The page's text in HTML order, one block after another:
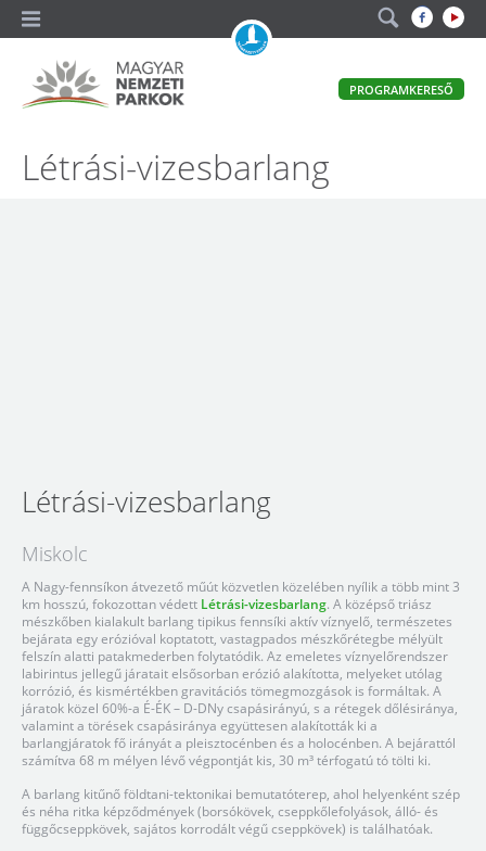
hivatalos
Magyar
PROGRAMKERESŐ
Létrási-vizesbarlang
Létrási-vizesbarlang
Miskolc
A Nagy-fennsíkon átvezető műút közvetlen közelében nyílik a több mint 3
km hosszú, fokozottan védett Létrási-vizesbarlang. A középső triász
mészkőben kialakult barlang tipikus fennsíki aktív víznyelő, természetes
bejárata egy erózióval koptatott, vastagpados mészkőrétegbe mélyült
felszín alatti patakmederben folytatódik. Az emeletes víznyelőrendszer
labirintus jellegű járatait elsősorban erózió alakította, melyeket utólag
korrózió, és kismértékben gravitációs tömegmozgások is formáltak. A
járatok közel 60%-a É-ÉK – D-DNy csapásirányú, s a rétegek dőlésiránya,
valamint a törések csapásiránya együttesen alakították ki a
barlangjáratok fő irányát a pleisztocénben és a holocénben. A bejárattól
számítva 68 m mélyen lévő végpontját kis, 30 m³ térfogatú tó tölti ki.
A barlang kitűnő földtani-tektonikai bemutatóterep, ahol helyenként szép
és néha ritka képződmények (borsókövek, cseppkőlefolyások, álló- és
függőcseppkövek, sajátos korrodált végű cseppkövek) is találhatóak.